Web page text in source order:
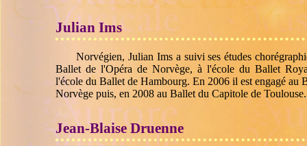
Julian Ims
Norvégien, Julian Ims a suivi ses études
Ballet de l'Opéra de Norvège, à l'école du Ballet
l'école du Ballet de Hambourg. En 2006 il est engagé au
Norvège puis, en 2008 au Ballet du Capitole de Toulouse.
Jean-Blaise Druenne